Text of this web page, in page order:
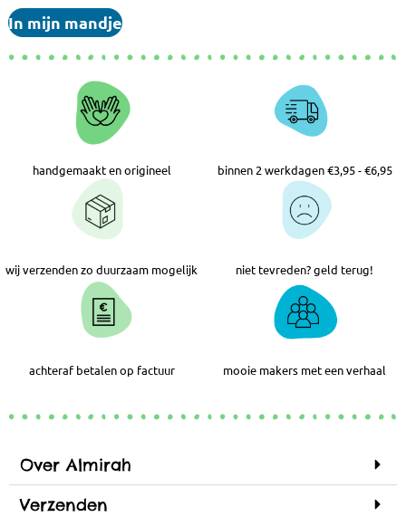
In mijn mandje
handgemaakt en origineel binnen 2 werkdagen €3,95 - €6,95
wij verzenden zo duurzaam mogelijk niet tevreden? geld terug!
achteraf betalen op factuur mooie makers met een verhaal
Over Almirah
Verzenden